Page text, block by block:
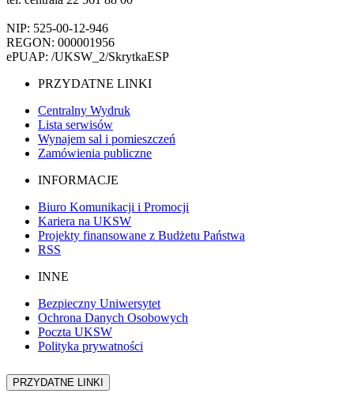
NIP: 525-00-12-946
REGON: 000001956
ePUAP: /UKSW_2/SkrytkaESP
PRZYDATNE LINKI
Centralny Wydruk
Lista serwisów
Wynajem sal i pomieszczeń
Zamówienia publiczne
INFORMACJE
Biuro Komunikacji i Promocji
Kariera na UKSW
Projekty finansowane z Budżetu Państwa
RSS
INNE
Bezpieczny Uniwersytet
Ochrona Danych Osobowych
Poczta UKSW
Polityka prywatności
PRZYDATNE LINKI